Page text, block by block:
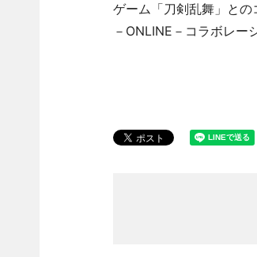
ゲーム「刀剣乱舞」と
－ONLINE－コラボレー